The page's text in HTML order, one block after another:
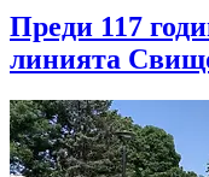
Преди 117
линията